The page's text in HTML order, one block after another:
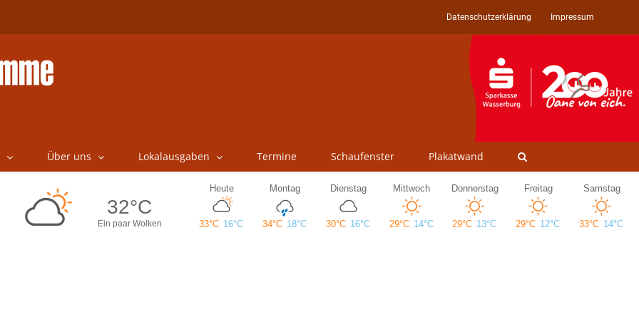
Datenschutzerklärung Impressum
Über uns Lokalausgaben Termine Schaufenster Plakatwand